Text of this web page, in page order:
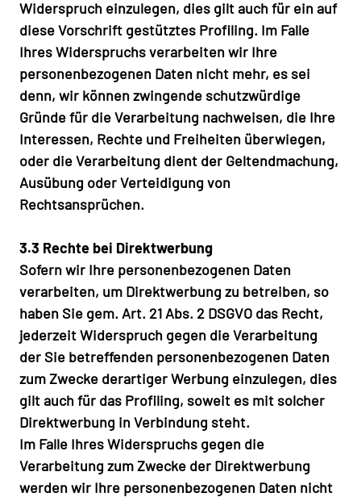
Widerspruch einzulegen, dies gilt auch für ein auf
diese Vorschrift gestütztes Profiling. Im Falle
Ihres Widerspruchs verarbeiten wir Ihre
personenbezogenen Daten nicht mehr, es sei
denn, wir können zwingende schutzwürdige
Gründe für die Verarbeitung nachweisen, die Ihre
Interessen, Rechte und Freiheiten überwiegen,
oder die Verarbeitung dient der Geltendmachung,
Ausübung oder Verteidigung von
Rechtsansprüchen.
3.3 Rechte bei Direktwerbung
Sofern wir Ihre personenbezogenen Daten
verarbeiten, um Direktwerbung zu betreiben, so
haben Sie gem. Art. 21 Abs. 2 DSGVO das Recht,
jederzeit Widerspruch gegen die Verarbeitung
der Sie betreffenden personenbezogenen Daten
zum Zwecke derartiger Werbung einzulegen, dies
gilt auch für das Profiling, soweit es mit solcher
Direktwerbung in Verbindung steht.
Im Falle Ihres Widerspruchs gegen die
Verarbeitung zum Zwecke der Direktwerbung
werden wir Ihre personenbezogenen Daten nicht